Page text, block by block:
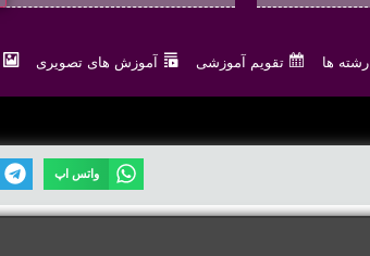
رشته ها تقویم آموزشی آموزش های تصویری
واتس اپ